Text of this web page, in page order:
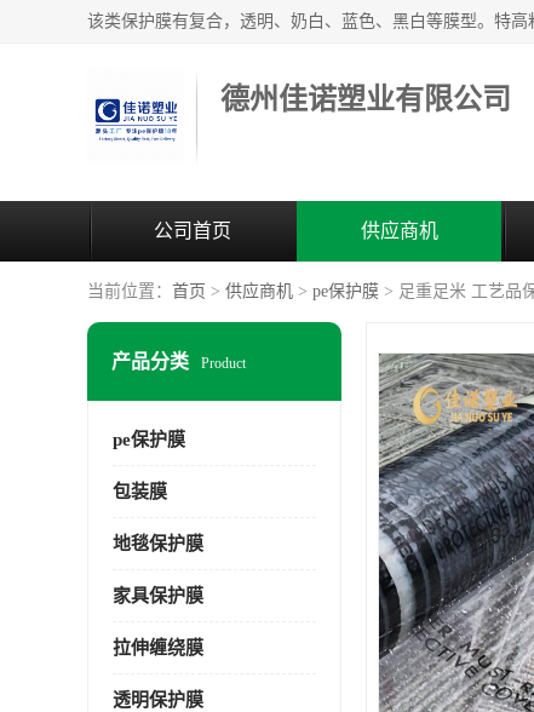
德州佳诺塑业有限公司
公司首页 供应商机
当前位置： 首页 > 供应商机 > pe保护膜 > 足重足米 工艺品
产品分类 Product
pe保护膜
包装膜
地毯保护膜
家具保护膜
拉伸缠绕膜
透明保护膜